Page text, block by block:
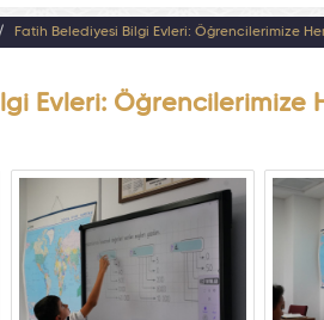
Fatih Belediyesi Bilgi Evleri: Öğrencilerimize
Evleri: Öğrencilerimize